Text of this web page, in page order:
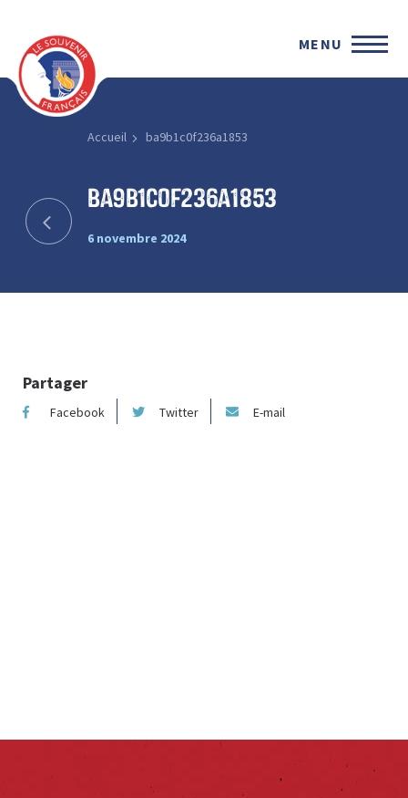
MENU
Accueil ba9b1c0f236a1853
ba9b1c0f236a1853
6 novembre 2024
Partager
Facebook Twitter E-mail